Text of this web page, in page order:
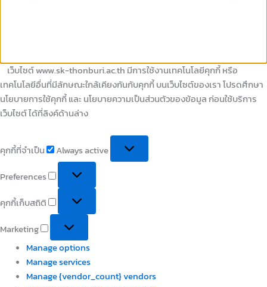
เว็บไซต์ www.sk-thonburi.ac.th มีการใช้งานเทคโนโลยีคุกกี้ หรือ
เทคโนโลยีอื่นที่มีลักษณะใกล้เคียงกันกับคุกกี้ บนเว็บไซต์ของเรา โปรดศึกษา
นโยบายการใช้คุกกี้ และ นโยบายความเป็นส่วนตัวของข้อมูล ก่อนใช้บริการ
เว็บไซต์ ได้ที่ลิงค์ด้านล่าง
คุกกี้ที่จำเป็น
Always active
Preferences
คุกกี้เก็บสถิติ
Marketing
Manage options
Manage services
Manage {vendor_count} vendors